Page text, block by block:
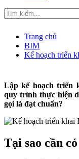
Trang chủ
BIM
Kế hoạch triển
Lập kế hoạch triển
quy trình thực hiện
gọi là đạt chuẩn?
Tại sao cần